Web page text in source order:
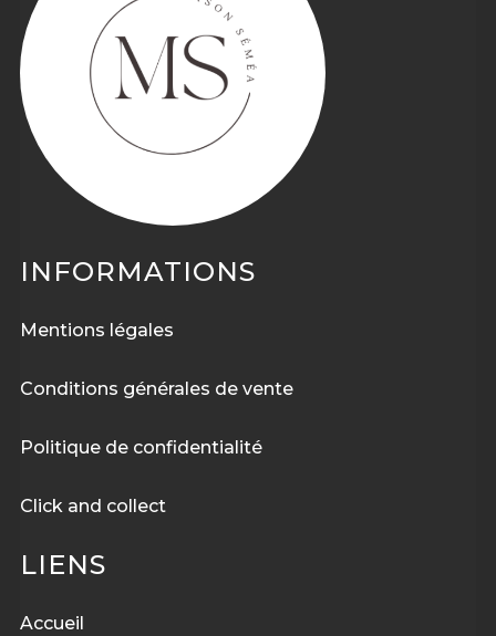
INFORMATIONS
Mentions légales
Conditions générales de vente
Politique de confidentialité
Click and collect
LIENS
Accueil